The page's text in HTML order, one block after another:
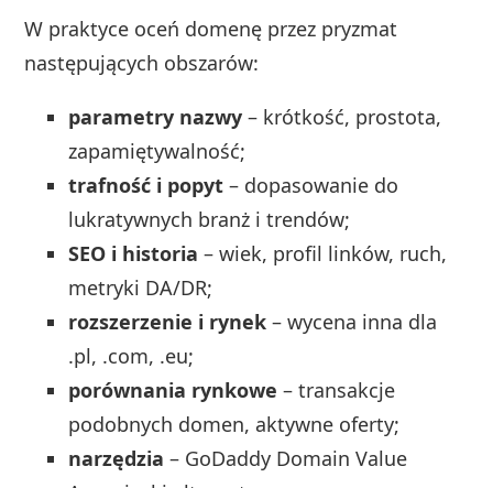
W praktyce oceń domenę przez pryzmat
następujących obszarów:
parametry nazwy – krótkość, prostota,
zapamiętywalność;
trafność i popyt – dopasowanie do
lukratywnych branż i trendów;
SEO i historia – wiek, profil linków, ruch,
metryki DA/DR;
rozszerzenie i rynek – wycena inna dla
.pl, .com, .eu;
porównania rynkowe – transakcje
podobnych domen, aktywne oferty;
narzędzia – GoDaddy Domain Value